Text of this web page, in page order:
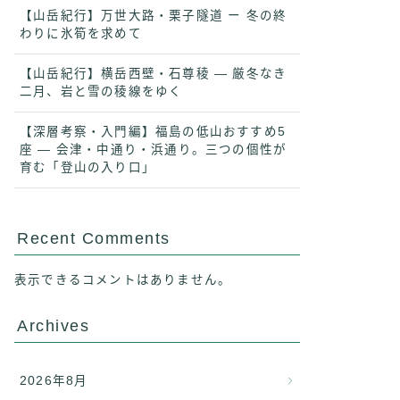
【山岳紀行】万世大路・栗子隧道 ー 冬の終
わりに氷筍を求めて
【山岳紀行】横岳西壁・石尊稜 ― 厳冬なき
二月、岩と雪の稜線をゆく
【深層考察・入門編】福島の低山おすすめ5
座 ― 会津・中通り・浜通り。三つの個性が
育む「登山の入り口」
Recent Comments
表示できるコメントはありません。
Archives
2026年8月